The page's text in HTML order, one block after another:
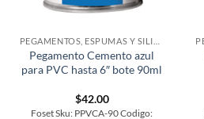
Pegamento Cemento azul
para PVC hasta 6″ bote 90ml
$42.00
Foset Sku: PPVCA-90 Codigo: